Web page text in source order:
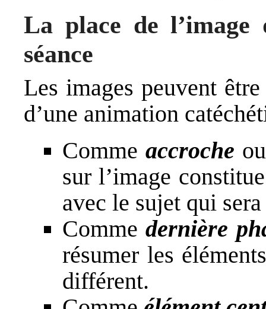
La place de l’image
séance
Les images peuvent
d’une animation
Comme accroche
sur l’image
avec le sujet qui
Commedernière
résumer les
différent.